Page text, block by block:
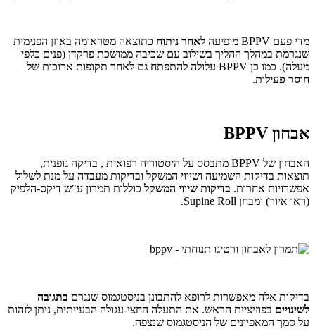
מדי פעם BPPV מופיעה לאחר ניתוח כתוצאה מטראומה באוזן הפנימית
שנגרמת במהלך ההליך בשילוב עם שכיבה ממושכת פרקדן (פנים כלפי
מעלה). כמו כן BPPV עלולה להתפתח גם לאחר תקופות ארוכות של
חוסר פעילות.
אבחון BPPV
האבחון של BPPV מתבסס על היסטוריה רפואית , בדיקה גופנית,
תוצאות בדיקות השמיעה ושיווי המשקל ובדיקות מעבדה על מנת לשלול
אפשרויות אחרות. בדיקות שיווי המשקל כוללות תמרון ע"ש דיקס-הלפיק
(ראו איור) ומבחן Supine Roll.
בדיקות אלה מאפשרות לרופא להתבונן בניסטגמוס שנגרם בתגובה
לשינויים בפוזיציית הראש. את התעלה החצי-עגולה הבעייתית, ניתן לזהות
על סמך המאפיינים של הניסטגמוס שנצפה.